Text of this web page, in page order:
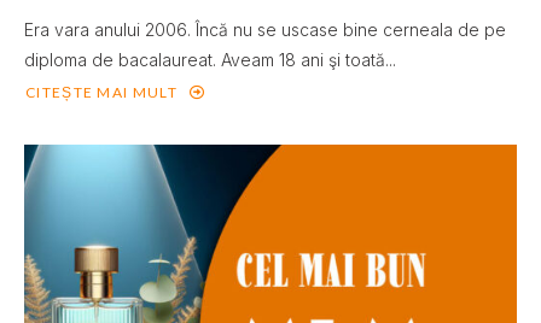
Era vara anului 2006. Încă nu se uscase bine cerneala de pe
diploma de bacalaureat. Aveam 18 ani şi toată...
CITEȘTE MAI MULT